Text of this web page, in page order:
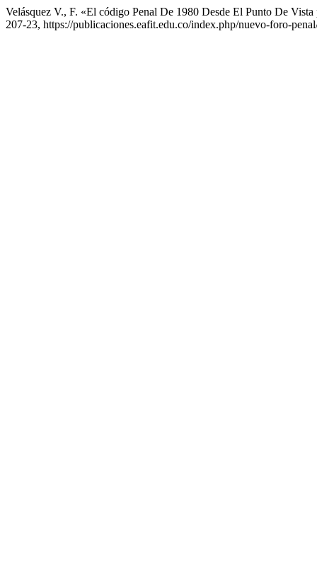
Velásquez V., F. «El código Penal De 1980 Desde El Punto De
207-23, https://publicaciones.eafit.edu.co/index.php/nuevo-foro-